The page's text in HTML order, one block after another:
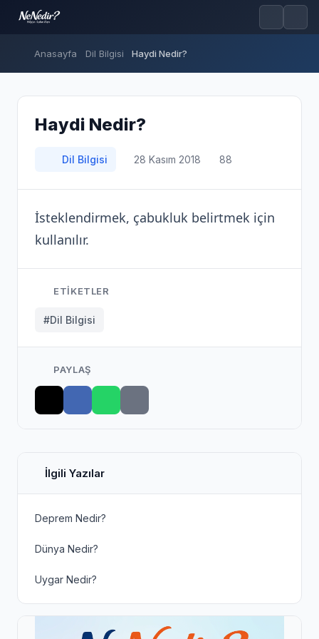
Anasayfa Dil Bilgisi Haydi Nedir?
Haydi Nedir?
Dil Bilgisi 28 Kasım 2018 88
İsteklendirmek, çabukluk belirtmek için
kullanılır.
ETIKETLER
#Dil Bilgisi
PAYLAŞ
İlgili Yazılar
Deprem Nedir?
Dünya Nedir?
Uygar Nedir?